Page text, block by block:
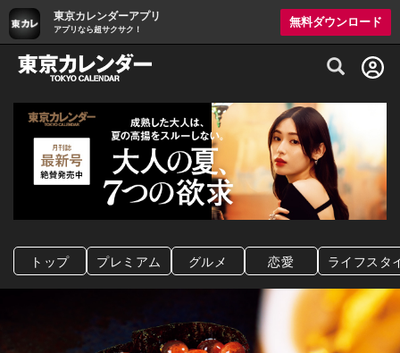
東京カレンダーアプリ
アプリなら超サクサク！
無料ダウンロード
グルメ情報・プレミアムレストラン予約
トップ プレミアム グルメ 恋愛 ライフスタ